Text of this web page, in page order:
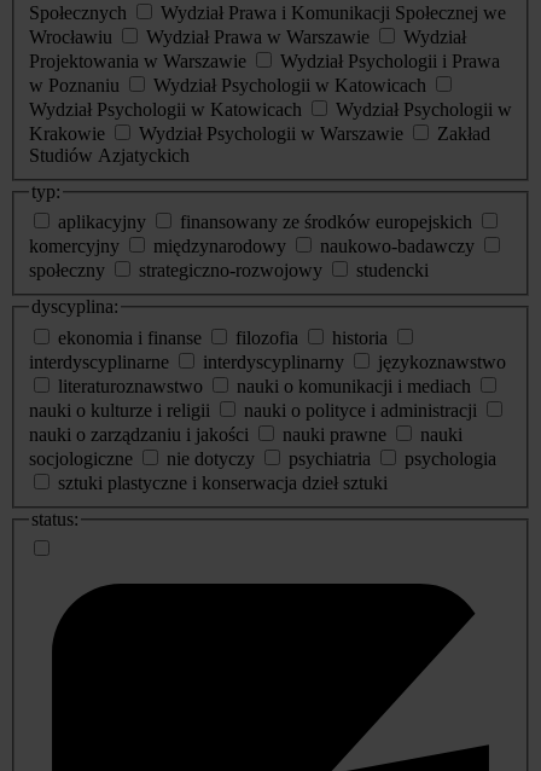
Społecznych
Wydział Prawa i Komunikacji Społecznej we
Wrocławiu
Wydział Prawa w Warszawie
Wydział
Projektowania w Warszawie
Wydział Psychologii i Prawa
w Poznaniu
Wydział Psychologii w Katowicach
Wydział Psychologii w Katowicach
Wydział Psychologii w
Krakowie
Wydział Psychologii w Warszawie
Zakład
Studiów Azjatyckich
typ:
aplikacyjny
finansowany ze środków europejskich
komercyjny
międzynarodowy
naukowo-badawczy
społeczny
strategiczno-rozwojowy
studencki
dyscyplina:
ekonomia i finanse
filozofia
historia
interdyscyplinarne
interdyscyplinarny
językoznawstwo
literaturoznawstwo
nauki o komunikacji i mediach
nauki o kulturze i religii
nauki o polityce i administracji
nauki o zarządzaniu i jakości
nauki prawne
nauki
socjologiczne
nie dotyczy psychiatria
psychologia
sztuki plastyczne i konserwacja dzieł sztuki
status: